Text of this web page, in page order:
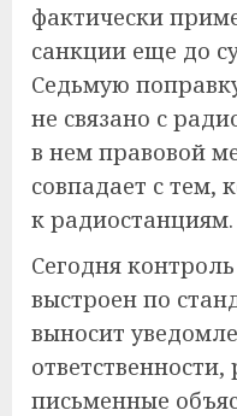
фактически
санкции еще до
Седьмую
не связано с
в нем правовой
совпадает с тем,
к радиостанциям.
Сегодня
выстроен по
выносит
письменные